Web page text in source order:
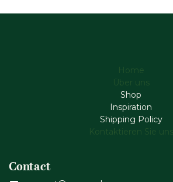
Home
Über uns
Shop
Inspiration
Shipping Policy
Kontaktieren Sie uns
Contact